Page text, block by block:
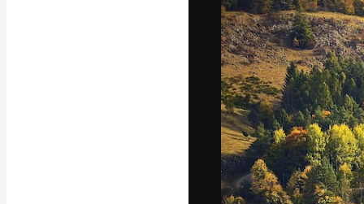
La piattaforma
migliori lavori.
creativi,
Italiano